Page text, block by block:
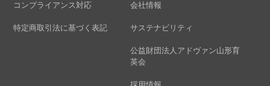
コンプライアンス対応
特定商取引法に基づく表記
会社情報
サステナビリティ
公益財団法人アドヴァン山形育
英会